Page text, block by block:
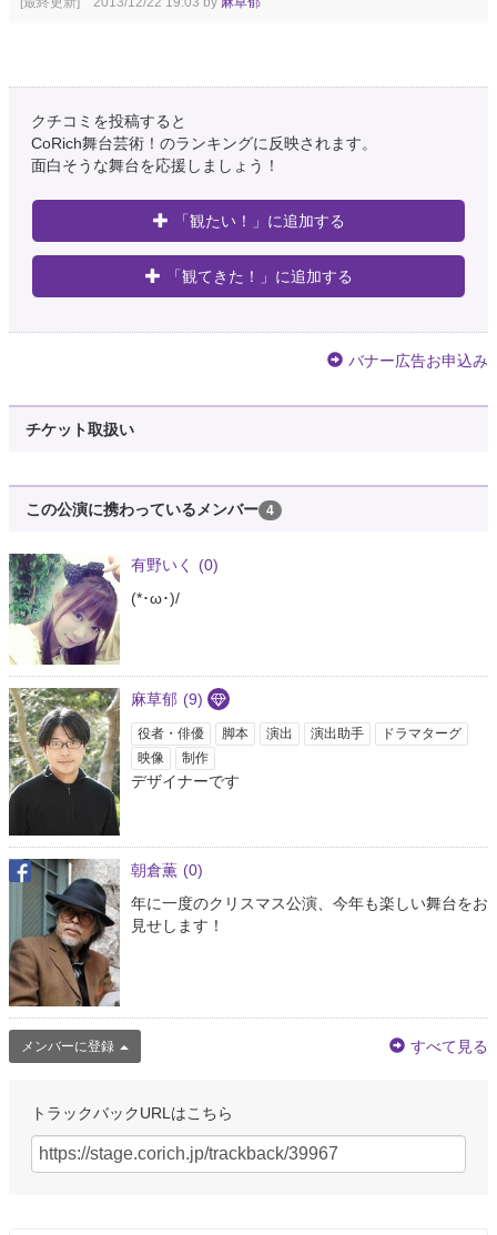
クチコミを投稿すると
CoRich舞台芸術！のランキングに反映されます。
面白そうな舞台を応援しましょう！
「観たい！」に追加する
「観てきた！」に追加する
バナー広告お申込み
チケット取扱い
この公演に携わっているメンバー 4
有野いく
(0)
(*･ω･)/
麻草郁 (9)
役者・俳優 脚本 演出 演出助手
ドラマターグ
映像
制作
デザイナーです
朝倉薫 (0)
年に一度のクリスマス公演、今年も楽しい舞台をお
見せします！
メンバーに登録 すべて見る
トラックバックURLはこちら